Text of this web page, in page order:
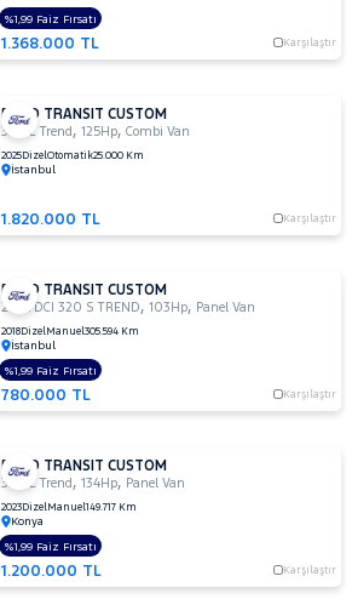
1.368.000 TL Karşılaştır
%1,99 Faiz Fırsatı
FORD TRANSIT CUSTOM
320 L Trend ,125Hp,Combi Van
2025DizelOtomatik25.000 Km
İstanbul
1.820.000 TL Karşılaştır
FORD TRANSIT CUSTOM
2.0 TDCI 320 S TREND,103Hp, Panel Van
2018DizelManuel305.594 Km
İstanbul
780.000 TL Karşılaştır
%1,99 Faiz Fırsatı
FORD TRANSIT CUSTOM
320 L Trend ,134Hp, Panel Van
2023DizelManuel149.717 Km
Konya
1.200.000 TL Karşılaştır
%1,99 Faiz Fırsatı